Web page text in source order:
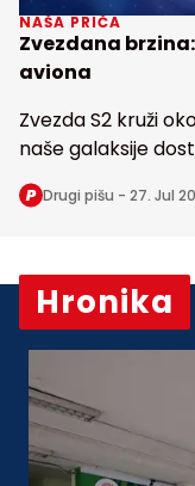
NAŠA PRIČA
Zvezdana
aviona
Zvezda S2 kruži oko
naše galaksije
sekundi
Drugi pišu - 27. Jul
Hronika
Vidi sve